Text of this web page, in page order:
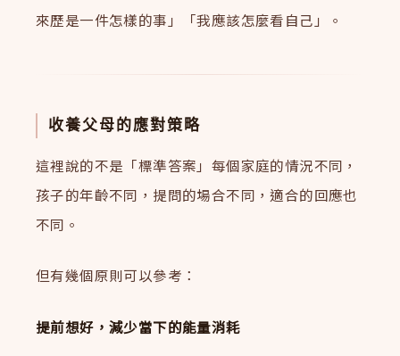
來歷是一件怎樣的事」「我應該怎麼看自己」。
收養父母的應對策略
這裡說的不是「標準答案」每個家庭的情況不同，
孩子的年齡不同，提問的場合不同，適合的回應也
不同。
但有幾個原則可以參考：
提前想好，減少當下的能量消耗